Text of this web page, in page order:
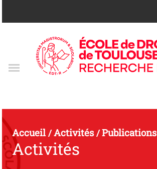
Accueil/Activités/Publications
Activités